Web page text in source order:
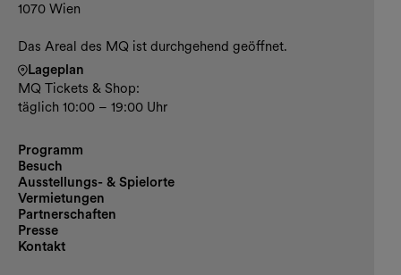
1070 Wien
Das Areal des MQ ist durchgehend geöffnet.
Lageplan
MQ Tickets & Shop:
täglich 10:00 – 19:00 Uhr
Programm
Besuch
Ausstellungs- & Spielorte
Vermietungen
Partnerschaften
Presse
Kontakt